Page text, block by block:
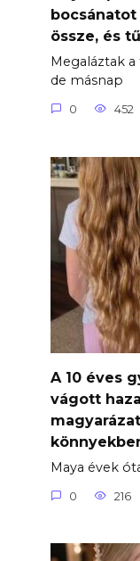
össze, és
Megaláztak
de másnap
0 452
A 10 éves
vágott
Maya évek
0 216